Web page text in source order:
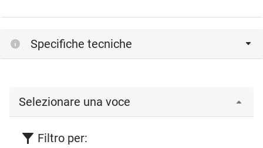
Specifiche tecniche
Selezionare una voce
Filtro per: